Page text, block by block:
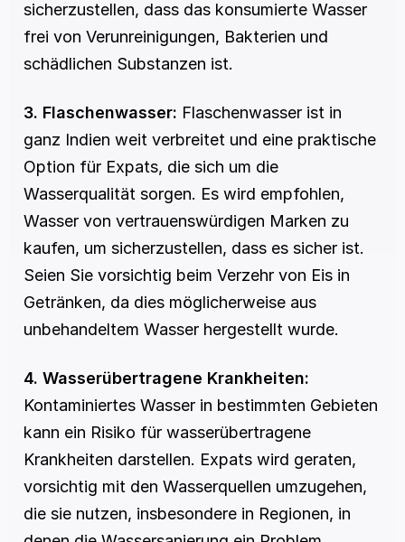
sicherzustellen, dass das konsumierte Wasser
frei von Verunreinigungen, Bakterien und
schädlichen Substanzen ist.
3. Flaschenwasser: Flaschenwasser ist in
ganz Indien weit verbreitet und eine praktische
Option für Expats, die sich um die
Wasserqualität sorgen. Es wird empfohlen,
Wasser von vertrauenswürdigen Marken zu
kaufen, um sicherzustellen, dass es sicher ist.
Seien Sie vorsichtig beim Verzehr von Eis in
Getränken, da dies möglicherweise aus
unbehandeltem Wasser hergestellt wurde.
4. Wasserübertragene Krankheiten:
Kontaminiertes Wasser in bestimmten Gebieten
kann ein Risiko für wasserübertragene
Krankheiten darstellen. Expats wird geraten,
vorsichtig mit den Wasserquellen umzugehen,
die sie nutzen, insbesondere in Regionen, in